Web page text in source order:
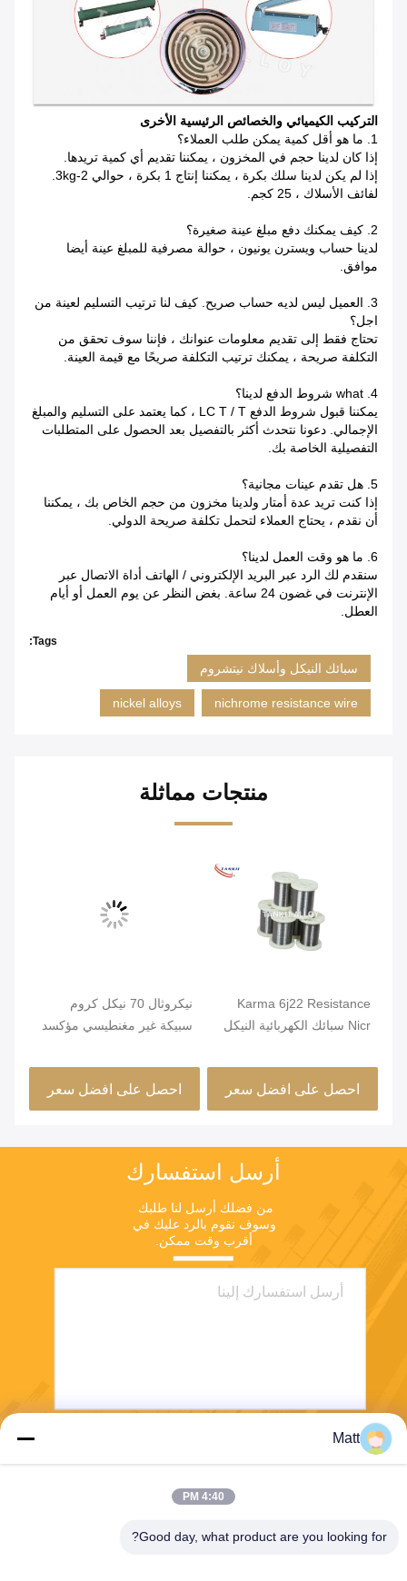
التركيب الكيميائي والخصائص الرئيسية الأخرى
1. ما هو أقل كمية يمكن طلب العملاء؟
إذا كان لدينا حجم في المخزون ، يمكننا تقديم أي كمية تريدها.
إذا لم يكن لدينا سلك بكرة ، يمكننا إنتاج 1 بكرة ، حوالي 2-3kg.
لفائف الأسلاك ، 25 كجم.
2. كيف يمكنك دفع مبلغ عينة صغيرة؟
لدينا حساب ويسترن يونيون ، حوالة مصرفية للمبلغ عينة أيضا
موافق.
3. العميل ليس لديه حساب صريح.
كيف لنا ترتيب التسليم لعينة من
اجل؟
تحتاج فقط إلى تقديم معلومات عنوانك ، فإننا سوف تحقق من
التكلفة صريحة ، يمكنك ترتيب التكلفة صريحًا مع قيمة العينة.
4. what شروط الدفع لدينا؟
يمكننا قبول شروط الدفع LC T / T ، كما يعتمد على التسليم والمبلغ
الإجمالي. دعونا نتحدث أكثر بالتفصيل بعد الحصول على المتطلبات
التفصيلية الخاصة بك.
5. هل تقدم عينات مجانية؟
إذا كنت تريد عدة أمتار ولدينا مخزون من حجم الخاص بك ، يمكننا
أن نقدم ، يحتاج العملاء لتحمل تكلفة صريحة الدولي.
6. ما هو وقت العمل لدينا؟
سنقدم لك الرد عبر البريد الإلكتروني / الهاتف أداة الاتصال عبر
الإنترنت في غضون 24 ساعة.
بغض النظر عن يوم العمل أو أيام
العطل.
Tags:
سبائك النيكل وأسلاك نيتشروم
nichrome resistance wire
nickel alloys
منتجات مماثلة
Karma 6j22 Resistance
Nicr سبائك الكهربائية النيكل
احصل على افضل سعر
نيكروثال 70 نيكل كروم
سبيكة غير مغنطيسي مؤكسد
احصل على افضل سعر
أرسل استفسارك
أقرب وقت ممكن.
Matt
4:40 PM
Good day, what product are you looking for?